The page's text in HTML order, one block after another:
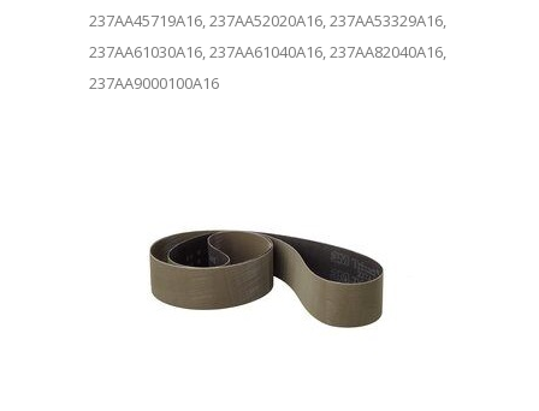
237AA45719A16, 237AA52020A16, 237AA53329A16,
237AA61030A16, 237AA61040A16, 237AA82040A16,
237AA9000100A16